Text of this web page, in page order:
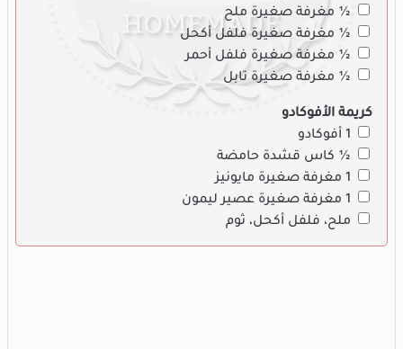
½ مغرفة صغيرة ملح
½ مغرفة صغيرة فلفل أكحل
½ مغرفة صغيرة فلفل أحمر
½ مغرفة صغيرة تابل
كريمة الأفوكادو
1 أفوكادو
½ كاس قشدة حامضة
1 مغرفة صغيرة مايونيز
1 مغرفة صغيرة عصير ليمون
ملح، فلفل أكحل، ثوم